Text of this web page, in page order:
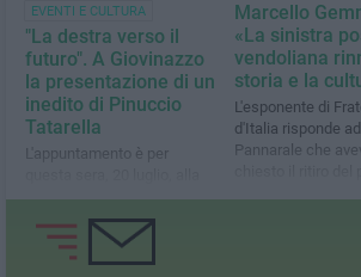
EVENTI E CULTURA
"La destra verso il
futuro". A Giovinazzo
la presentazione di un
inedito di Pinuccio
Tatarella
L'appuntamento è per
Vedetta sul Mediterraneo
Marcello
«La sinistra
vendoliana
storia e la
L'esponente di
d'Italia risponde
Pannarale che
chiesto il ritiro del